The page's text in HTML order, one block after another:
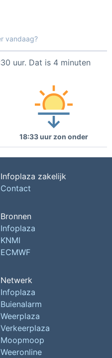
vandaag?
uur. Dat is 4 minuten
18:33 uur zon onder
Infoplaza zakelijk
Contact
Bronnen
Infoplaza
KNMI
ECMWF
Netwerk
Infoplaza
Buienalarm
Weerplaza
Verkeerplaza
Moopmoop
Weeronline